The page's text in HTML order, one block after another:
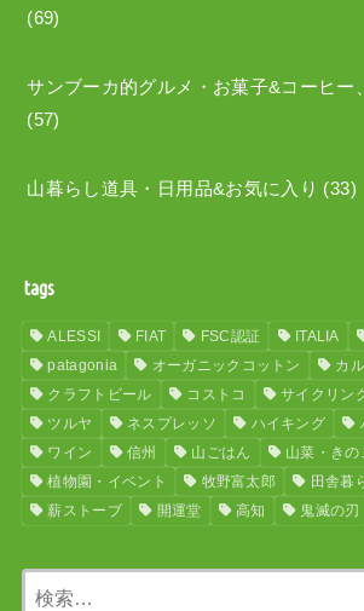
(69)
サンブーカ的グルメ・お菓子&コーヒー
(57)
山暮らし道具・日用品&お気に入り (33)
tags
ALESSI FIAT FSC認証 ITALIA
patagonia
オーガニックコットン
カ
クラフトビール
コストコ サイクリン
ツルヤ
ネスプレッソ ハイキング
ワイン
信州 山ごはん 山菜・きの
植物園・イベント
牧野富太郎 田舎暮
薪ストーブ
開運堂 高知 鬼滅の刃